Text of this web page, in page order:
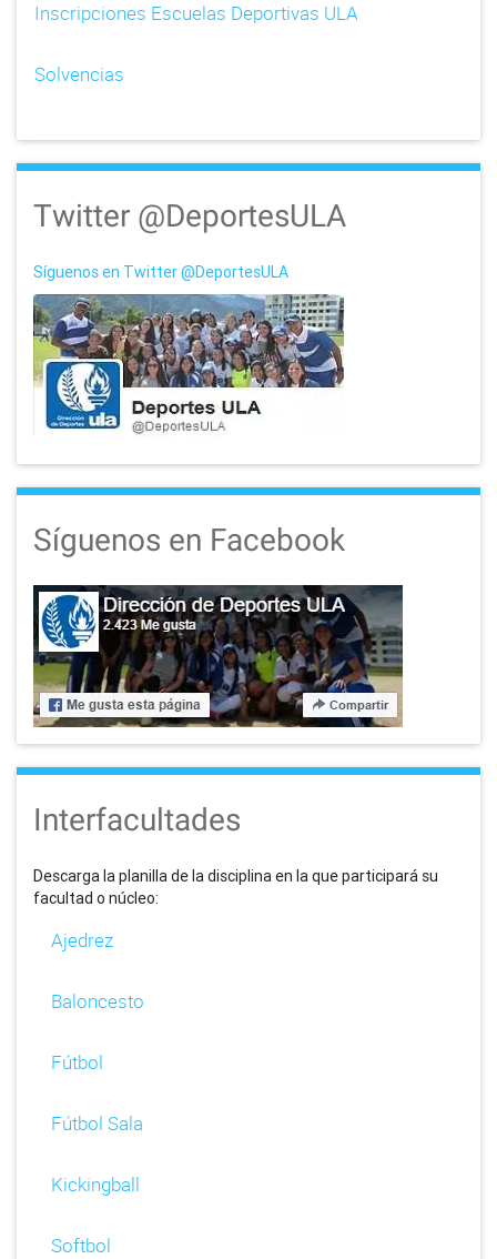
n
Inscripciones Escuelas Deportivas ULA
Solvencias
Twitter @DeportesULA
Síguenos en Twitter @DeportesULA
Síguenos en Facebook
Interfacultades
Descarga la planilla de la disciplina en la que participará su
facultad o núcleo:
Ajedrez
Baloncesto
Fútbol
Fútbol Sala
Kickingball
Softbol